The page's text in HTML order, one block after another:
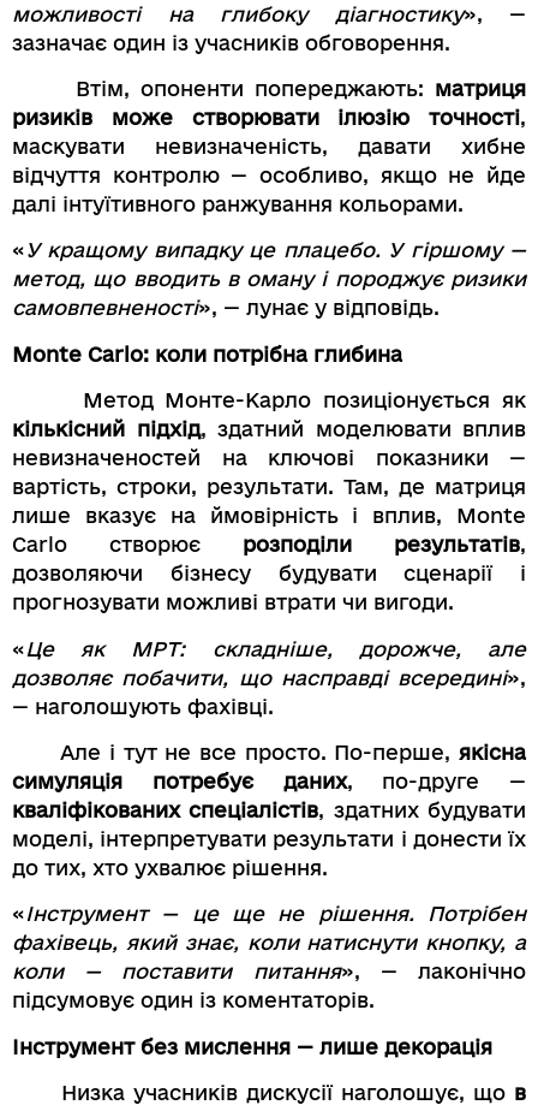
можливості на глибоку діагностику», —
зазначає один із учасників обговорення.
Втім, опоненти попереджають: матриця
ризиків може створювати ілюзію точності,
маскувати невизначеність, давати хибне
відчуття контролю — особливо, якщо не йде
далі інтуїтивного ранжування кольорами.
«У кращому випадку це плацебо. У гіршому —
метод, що вводить в оману і породжує ризики
самовпевненості», — лунає у відповідь.
Monte Carlo: коли потрібна глибина
Метод Монте-Карло позиціонується як
кількісний підхід, здатний моделювати вплив
невизначеностей на ключові показники —
вартість, строки, результати. Там, де матриця
лише вказує на ймовірність і вплив, Monte
Carlo створює розподіли результатів,
дозволяючи бізнесу будувати сценарії і
прогнозувати можливі втрати чи вигоди.
«Це як МРТ: складніше, дорожче, але
дозволяє побачити, що насправді всередині»,
— наголошують фахівці.
Але і тут не все просто. По-перше, якісна
симуляція потребує даних, по-друге —
кваліфікованих спеціалістів, здатних будувати
моделі, інтерпретувати результати і донести їх
до тих, хто ухвалює рішення.
«Інструмент — це ще не рішення. Потрібен
фахівець, який знає, коли натиснути кнопку, а
коли — поставити питання», — лаконічно
підсумовує один із коментаторів.
Інструмент без мислення — лише декорація
Низка учасників дискусії наголошує, що в